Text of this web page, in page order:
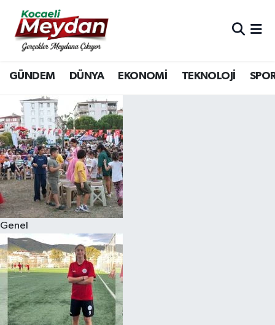
GÜNDEM DÜNYA EKONOMİ TEKNOLOJİ
Genel
Nöbetçi Eczaneler
Hava Durumu
Trafik Durumu
Süper Lig Puan Durumu ve Fikstür
Tüm Manşetler
Son Dakika Haberleri
Haber Arşivi